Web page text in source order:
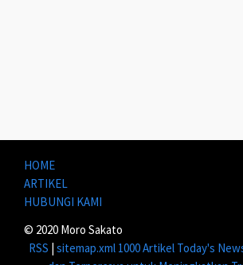
HOME
ARTIKEL
HUBUNGI KAMI
© 2020 Moro Sakato
RSS | sitemap.xml 1000 Artikel Today's